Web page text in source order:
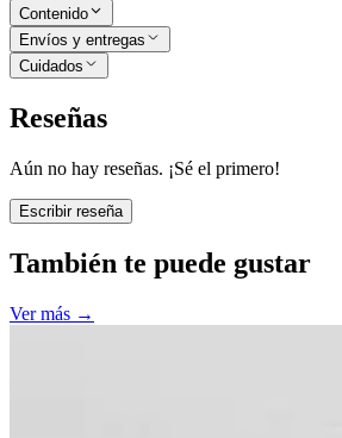
Contenido
Envíos y entregas
Cuidados
Reseñas
Aún no hay reseñas. ¡Sé el primero!
Escribir reseña
También te puede gustar
Ver más →